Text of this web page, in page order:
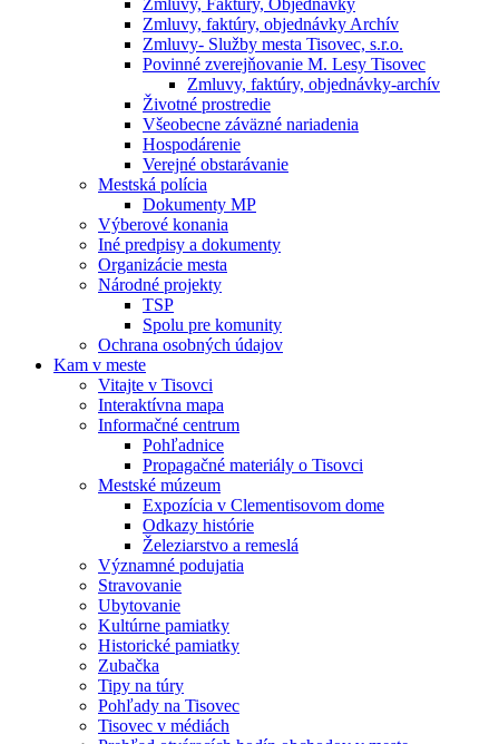
Zmluvy, Faktúry, Objednávky
Zmluvy, faktúry, objednávky Archív
Zmluvy- Služby mesta Tisovec, s.r.o.
Povinné zverejňovanie M. Lesy Tisovec
Zmluvy, faktúry, objednávky-archív
Životné prostredie
Všeobecne záväzné nariadenia
Hospodárenie
Verejné obstarávanie
Mestská polícia
Dokumenty MP
Výberové konania
Iné predpisy a dokumenty
Organizácie mesta
Národné projekty
TSP
Spolu pre komunity
Ochrana osobných údajov
Kam v meste
Vitajte v Tisovci
Interaktívna mapa
Informačné centrum
Pohľadnice
Propagačné materiály o Tisovci
Mestské múzeum
Expozícia v Clementisovom dome
Odkazy histórie
Železiarstvo a remeslá
Významné podujatia
Stravovanie
Ubytovanie
Kultúrne pamiatky
Historické pamiatky
Zubačka
Tipy na túry
Pohľady na Tisovec
Tisovec v médiách